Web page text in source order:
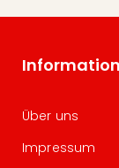
Über uns
Impressum